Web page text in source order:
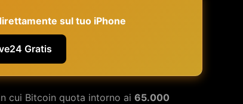
sul tuo iPhone
Gratis
cui Bitcoin quota intorno ai 65.000